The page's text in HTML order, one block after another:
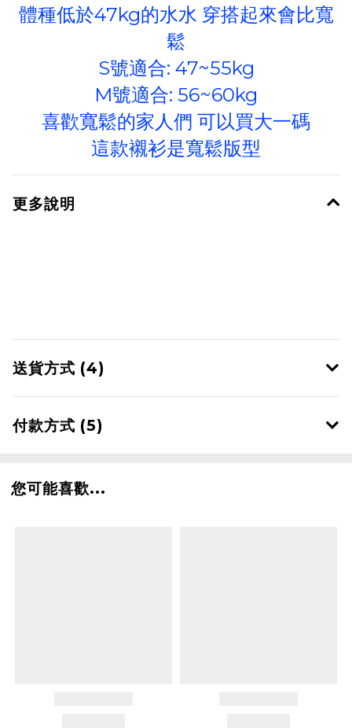
體種低於47kg的水水 穿搭起來會比寬
鬆
S號適合: 47~55kg
M號適合: 56~60kg
喜歡寬鬆的家人們 可以買大一碼
這款襯衫是寬鬆版型
更多說明
送貨方式 (4)
付款方式 (5)
您可能喜歡...